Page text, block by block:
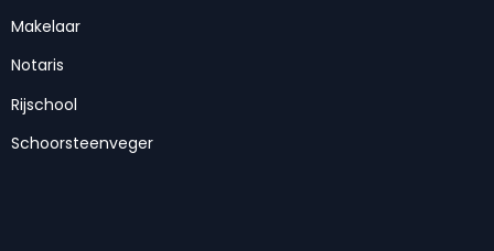
Makelaar
Notaris
Rijschool
Schoorsteenveger